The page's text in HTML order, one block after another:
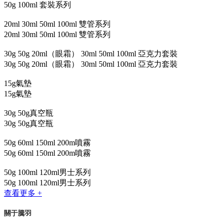
50g 100ml 套裝系列
20ml 30ml 50ml 100ml 雙管系列
20ml 30ml 50ml 100ml 雙管系列
30g 50g 20ml（眼霜） 30ml 50ml 100ml 亞克力套裝
30g 50g 20ml（眼霜） 30ml 50ml 100ml 亞克力套裝
15g氣墊
15g氣墊
30g 50g真空瓶
30g 50g真空瓶
50g 60ml 150ml 200m噴霧
50g 60ml 150ml 200m噴霧
50g 100ml 120ml男士系列
50g 100ml 120ml男士系列
查看更多 +
關于騰羽